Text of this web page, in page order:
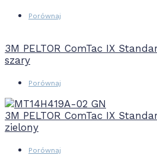
Porównaj
3M PELTOR ComTac IX
szary
Porównaj
3M PELTOR ComTac IX
zielony
Porównaj